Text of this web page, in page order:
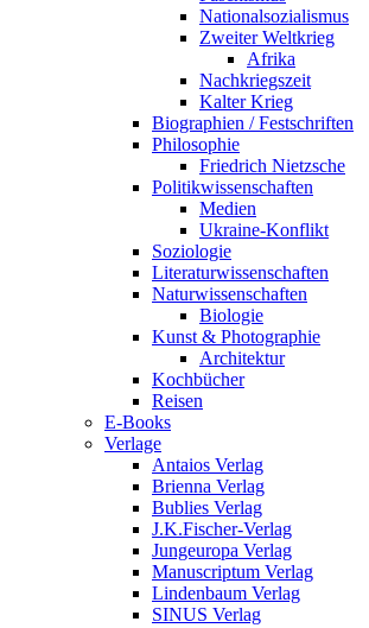
Nationalsozialismus
Zweiter Weltkrieg
Afrika
Nachkriegszeit
Kalter Krieg
Biographien / Festschriften
Philosophie
Friedrich Nietzsche
Politikwissenschaften
Medien
Ukraine-Konflikt
Soziologie
Literaturwissenschaften
Naturwissenschaften
Biologie
Kunst & Photographie
Architektur
Kochbücher
Reisen
E-Books
Verlage
Antaios Verlag
Brienna Verlag
Bublies Verlag
J.K.Fischer-Verlag
Jungeuropa Verlag
Manuscriptum Verlag
Lindenbaum Verlag
SINUS Verlag